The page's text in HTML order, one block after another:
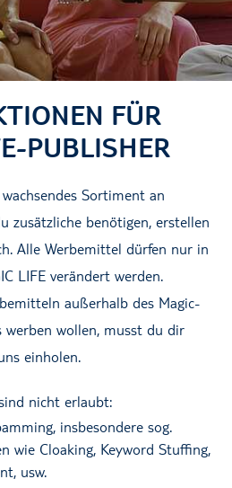
FÜR
PUBLISHER
Sortiment an
zusätzliche benötigen, erstellen
Alle Werbemittel dürfen nur in
LIFE verändert werden.
außerhalb des Magic-
werben wollen, musst du dir
einholen.
nicht erlaubt:
insbesondere sog.
wie Cloaking, Keyword Stuffing,
usw.